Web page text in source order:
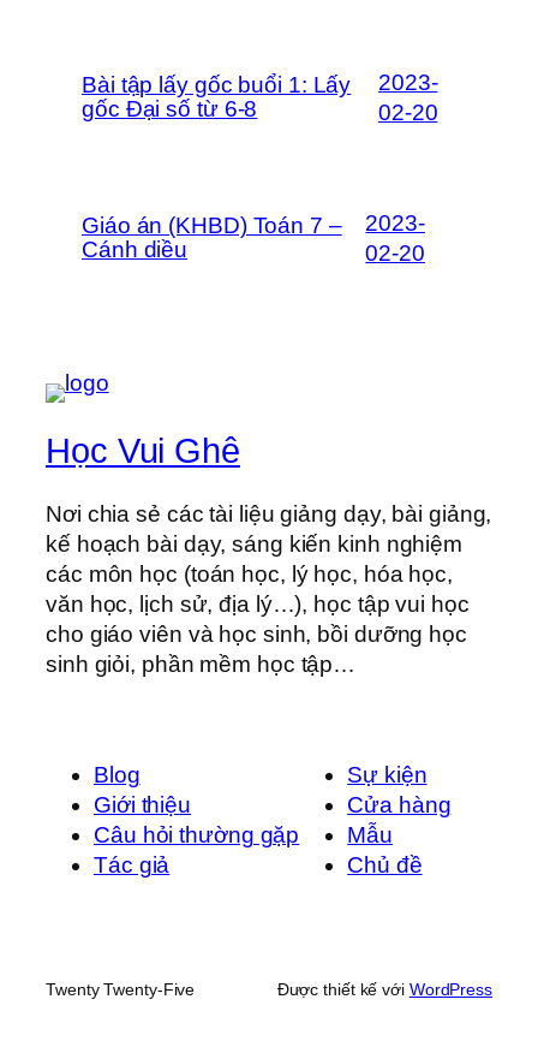
Bài tập lấy gốc buổi 1: Lấy
gốc Đại số từ 6-8
2023-
02-20
Giáo án (KHBD) Toán 7 –
Cánh diều
2023-
02-20
Học Vui Ghê
Nơi chia sẻ các tài liệu giảng dạy, bài giảng,
kế hoạch bài dạy, sáng kiến kinh nghiệm
các môn học (toán học, lý học, hóa học,
văn học, lịch sử, địa lý…), học tập vui học
cho giáo viên và học sinh, bồi dưỡng học
sinh giỏi, phần mềm học tập…
Blog
Giới thiệu
Câu hỏi thường gặp
Tác giả
Sự kiện
Cửa hàng
Mẫu
Chủ đề
Twenty Twenty-Five Được thiết kế với WordPress